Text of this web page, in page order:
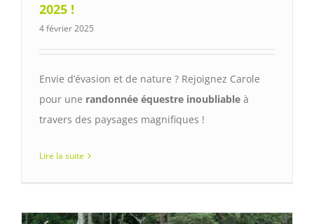
2025 !
4 février 2025
Envie d’évasion et de nature ? Rejoignez Carole
pour une randonnée équestre inoubliable à
travers des paysages magnifiques !
Lire la suite